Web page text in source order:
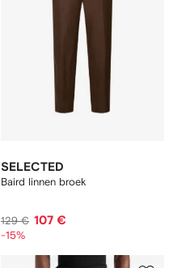
SELECTED
Baird linnen broek
129 € 107 €
-15%